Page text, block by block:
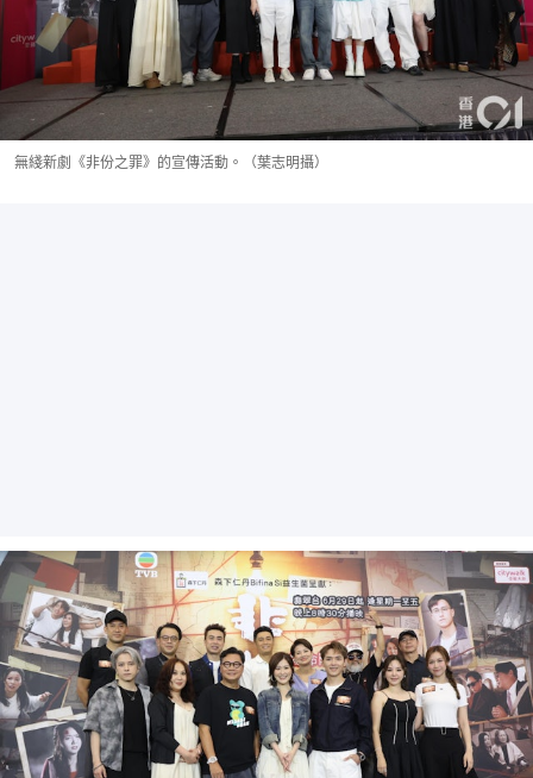
無綫新劇《非份之罪》的宣傳活動。（葉志明攝）